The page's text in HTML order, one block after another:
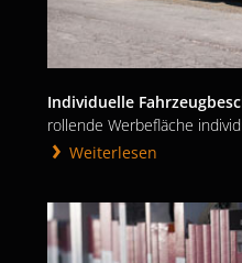
Individuelle
rollende Werbefläche
Weiterlesen